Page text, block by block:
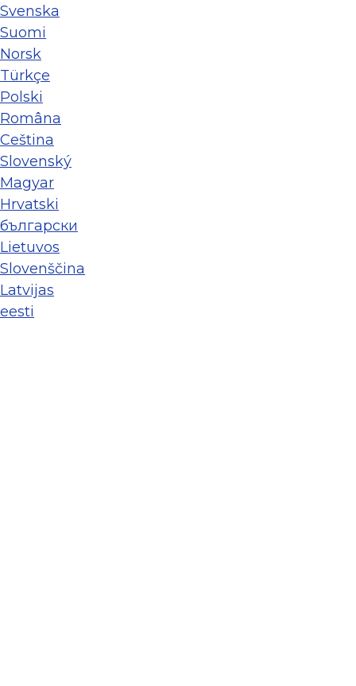
Svenska
Suomi
Norsk
Türkçe
Polski
Româna
Ceština
Slovenský
Magyar
Hrvatski
български
Lietuvos
Slovenščina
Latvijas
eesti